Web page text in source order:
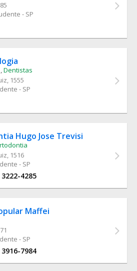
- SP
,Dentistas
, 1555
- SP
Hugo Jose Trevisi
, 1516
- SP
3222-4285
Maffei
- SP
3916-7984